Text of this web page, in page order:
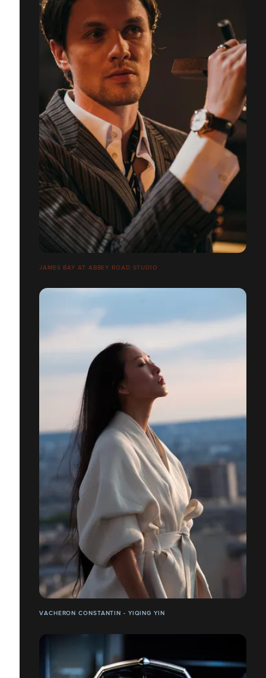
JAMES BAY AT ABBEY ROAD STUDIO
VACHERON CONSTANTIN - YIQING YIN